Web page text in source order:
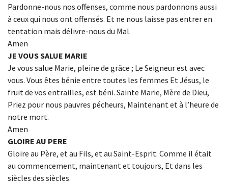
Pardonne-nous nos offenses, comme nous pardonnons aussi
à ceux qui nous ont offensés. Et ne nous laisse pas entrer en
tentation mais délivre-nous du Mal.
Amen
JE VOUS SALUE MARIE
Je vous salue Marie, pleine de grâce ; Le Seigneur est avec
vous. Vous êtes bénie entre toutes les femmes Et Jésus, le
fruit de vos entrailles, est béni. Sainte Marie, Mère de Dieu,
Priez pour nous pauvres pécheurs, Maintenant et à l’heure de
notre mort.
Amen
GLOIRE AU PERE
Gloire au Père, et au Fils, et au Saint-Esprit. Comme il était
au commencement, maintenant et toujours, Et dans les
siècles des siècles.